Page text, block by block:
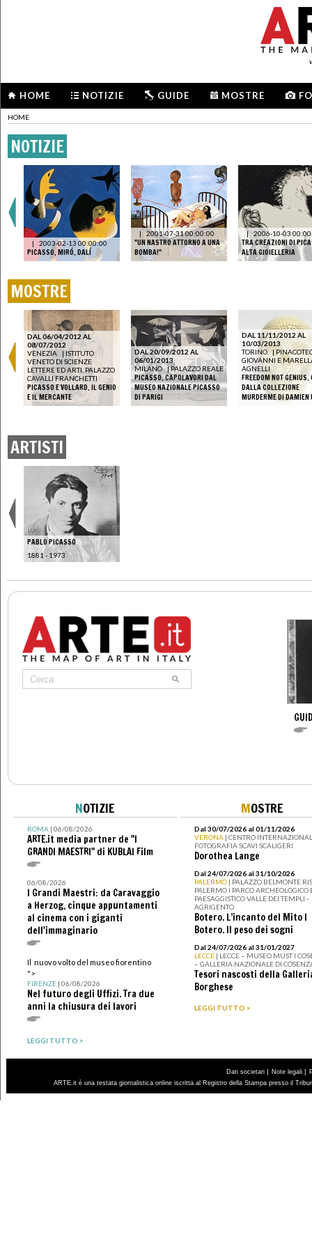
HOME NOTIZIE GUIDE MOSTRE
HOME
NOTIZIE
| 2003-02-13 00:00:00
PICASSO, MIRÓ, DALÍ
| 2001-07-31 00:00:00
"UN NASTRO ATTORNO A UNA
BOMBA!"
| 2006-10-03
TRA CREAZIONI DI
ALTA GIOIELLERIA
MOSTRE
DAL 06/04/2012 AL
08/07/2012
VENEZIA
| ISTITUTO
VENETO DI SCIENZE
LETTERE ED ARTI, PALAZZO
CAVALLI FRANCHETTI
PICASSO E VOLLARD. IL GENIO
E IL MERCANTE
DAL 20/09/2012 AL
06/01/2013
MILANO |PALAZZO REALE
PICASSO. CAPOLAVORI DAL
MUSEO NAZIONALE PICASSO
DI PARIGI
DAL 11/11/2012 AL
10/03/2013
TORINO
|
GIOVANNI E
AGNELLI
FREEDOM NOT GENIUS.
DALLA COLLEZIONE
MURDERME DI DAMIEN
ARTISTI
PABLO PICASSO
1881 - 1973
NOTIZIE
ROMA| 06/08/2026
ARTE.it media partner de "I
GRANDI MAESTRI" di KUBLAI Film
06/08/2026
I Grandi Maestri: da Caravaggio
a Herzog, cinque appuntamenti
al cinema con i giganti
dell'immaginario
Il nuovo volto del museo fiorentino
">
FIRENZE| 06/08/2026
Nel futuro degli Uffizi. Tra due
anni la chiusura dei lavori
LEGGI TUTTO >
MOSTRE
Dal 30/07/2026 al 01/11/2026
VERONA | CENTRO
FOTOGRAFIA SCAVI SCALIGERI
Dorothea Lange
Dal 24/07/2026 al 31/10/2026
PALERMO | PALAZZO BELMONTE
PALERMO I PARCO ARCHEOLOGICO
PAESAGGISTICO VALLE DEI TEMPLI -
AGRIGENTO
Botero. L’incanto del Mito I
Botero. Il peso dei sogni
Dal 24/07/2026 al 31/01/2027
LECCE | LECCE – MUSEO MUST I
– GALLERIA NAZIONALE DI
Tesori nascosti della
Borghese
LEGGI TUTTO >
Dati societari | Note legali |
ARTE.it è una testata giornalistica online iscritta al Registro della Stampa presso il